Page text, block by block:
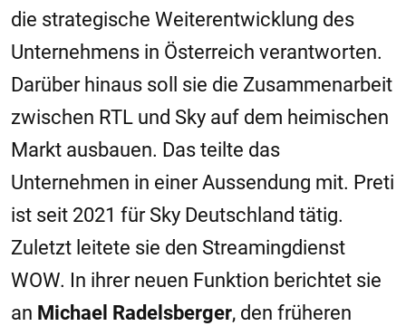
die strategische Weiterentwicklung des
Unternehmens in Österreich verantworten.
Darüber hinaus soll sie die Zusammenarbeit
zwischen RTL und Sky auf dem heimischen
Markt ausbauen. Das teilte das
Unternehmen in einer Aussendung mit. Preti
ist seit 2021 für Sky Deutschland tätig.
Zuletzt leitete sie den Streamingdienst
WOW. In ihrer neuen Funktion berichtet sie
an Michael Radelsberger, den früheren